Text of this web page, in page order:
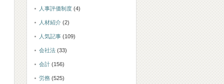
人事評価制度 (4)
人材紹介 (2)
人気記事 (109)
会社法 (33)
会計 (156)
労務 (525)